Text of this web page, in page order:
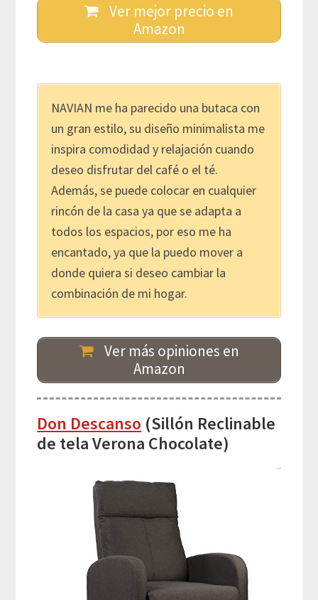
Ver mejor precio en
Amazon
NAVIAN me ha parecido una butaca con
un gran estilo, su diseño minimalista me
inspira comodidad y relajación cuando
deseo disfrutar del café o el té.
Además, se puede colocar en cualquier
rincón de la casa ya que se adapta a
todos los espacios, por eso me ha
encantado, ya que la puedo mover a
donde quiera si deseo cambiar la
combinación de mi hogar.
Ver más opiniones en
Amazon
Don Descanso (Sillón Reclinable
de tela Verona Chocolate)